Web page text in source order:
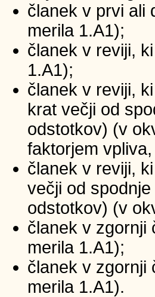
članek v prvi ali
merila 1.A1);
članek v reviji,
1.A1);
članek v reviji,
krat večji od
odstotkov) (v
faktorjem
članek v reviji,
večji od
odstotkov) (v
članek v zgornji
merila 1.A1);
članek v zgornji
merila 1.A1).